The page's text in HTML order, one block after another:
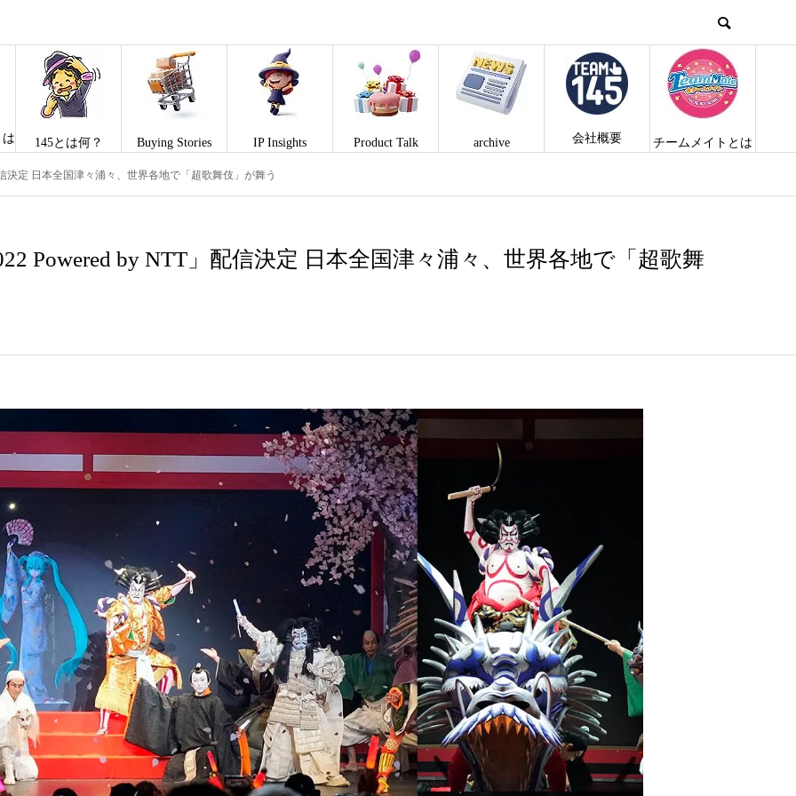
は 145とは何？ Buying Stories IP Insights Product Talk archive 会社概要 チームメイトとは
決定 日本全国津々浦々、世界各地で「超歌舞伎」が舞う
Powered by NTT」配信決定 日本全国津々浦々、世界各地で「超歌舞